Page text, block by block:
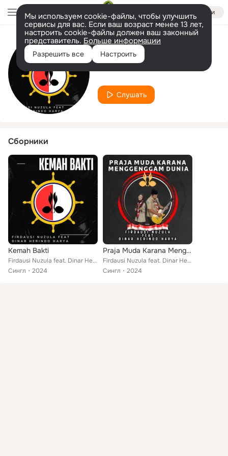
Войти
Мы используем cookie-файлы, чтобы улучшить
сервисы для вас. Если ваш возраст менее 13 лет,
настроить cookie-файлы должен ваш законный
представитель. Больше информации
Разрешить все Настроить
Исполнитель
Firdausi Nuzula
Слушать
Сборники
Kemah Bakti
Firdausi Nuzula feat. Dinar Herindo Harya
Сингл
2024
Praja Muda Karana Menggenggam Dunia
Firdausi Nuzula feat. Dinar Herindo Harya
Сингл
2024